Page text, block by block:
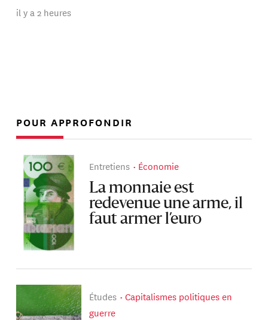
il y a 2 heures
POUR APPROFONDIR
Entretiens Économie
La monnaie est
redevenue une arme, il
faut armer l’euro
Études
Capitalismes politiques en
guerre